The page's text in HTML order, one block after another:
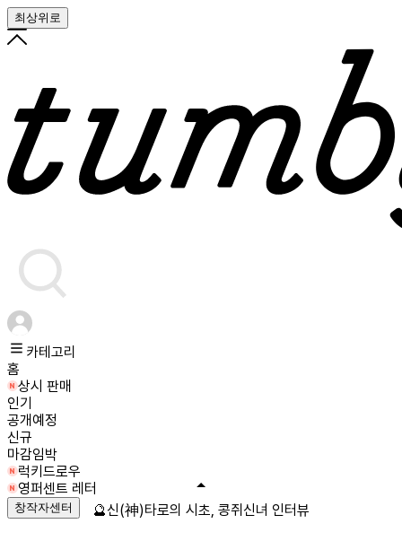
최상위로
카테고리
홈
상시 판매
인기
공개예정
신규
마감임박
럭키드로우
영퍼센트 레터
창작자센터 🔮신(神)타로의 시초, 콩쥐신녀 인터뷰